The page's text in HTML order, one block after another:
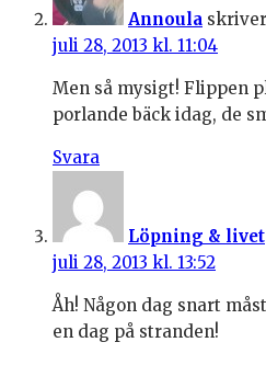
Annoula
juli 28, 2013 kl. 11:04
Men så mysigt! Flippen
porlande bäck idag, de
Svara
Löpning & livet
juli 28, 2013 kl. 13:52
Åh! Någon dag snart
en dag på stranden!